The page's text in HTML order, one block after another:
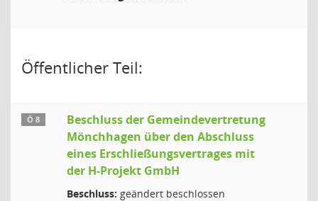
Öffentlicher Teil:
Ö 8
Beschluss der Gemeindevertretung
Mönchhagen über den Abschluss
eines Erschließungsvertrages mit
der H-Projekt GmbH
Beschluss: geändert beschlossen